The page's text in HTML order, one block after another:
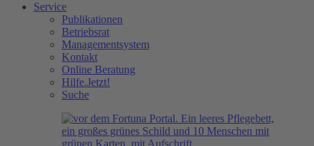
Service
Publikationen
Betriebsrat
Managementsystem
Kontakt
Online Beratung
Hilfe.Jetzt!
Suche